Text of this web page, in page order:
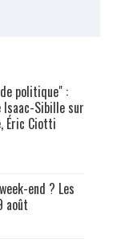
politique" :
Sibille sur
Éric Ciotti
end ? Les
août